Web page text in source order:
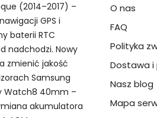
Dzięki ochronie kupujących w
przedmiot do Ciebie nie
Asus C41N2402 bateria,
(2014–2017) –
GPS i
baterii RTC
nadchodzi. Nowy
zmienić jakość
Samsung
Watch8 40mm –
akumulatora
O nas
FAQ
Polityka
Dostawa i
Nasz blog
Mapa